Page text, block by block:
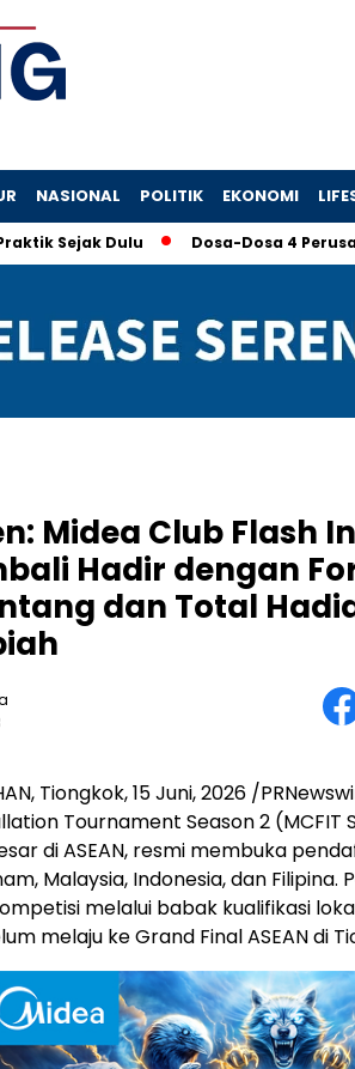
NASIONAL POLITIK EKONOMI
Dulu Dosa-Dosa 4 Perusahaan
Midea Club Flash
Hadir dengan
dan Total
Tiongkok,15 Juni, 2026 /
Tournament Season 2 (MCFIT
di ASEAN, resmi membuka
Malaysia, Indonesia, dan
melalui babak kualifikasi
melaju ke Grand Final ASEAN di